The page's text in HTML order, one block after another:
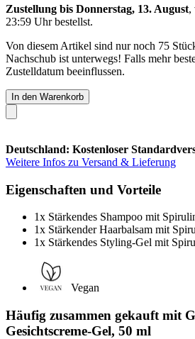
Zustellung bis Donnerstag, 13. August,
23:59 Uhrbestellst.
Von diesem Artikel sind nur noch 75
Nachschub ist unterwegs! Falls mehr
Zustelldatum beeinflussen.
In den Warenkorb
Deutschland: Kostenloser
Weitere Infos zu Versand & Lieferung
Eigenschaften und Vorteile
1x Stärkendes Shampoo mit
1x Stärkender Haarbalsam mit
1x Stärkendes Styling-Gel mit
Vegan
Häufig zusammen gekauft mit
Gesichtscreme-Gel, 50 ml